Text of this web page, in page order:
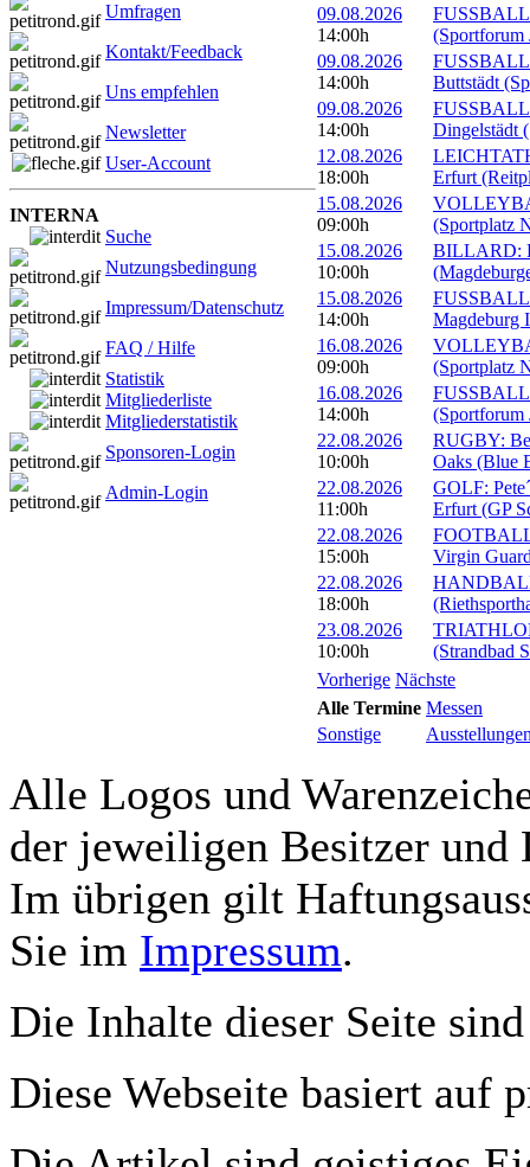
Umfragen
Kontakt/Feedback
Uns empfehlen
Newsletter
User-Account
INTERNA
Suche
Nutzungsbedingung
Impressum/Datenschutz
FAQ / Hilfe
Statistik
Mitgliederliste
Mitgliederstatistik
Sponsoren-Login
Admin-Login
09.08.2026
14:00h
(Sportforum
09.08.2026
14:00h
Buttstädt
09.08.2026
14:00h
Dingelstädt
12.08.2026
18:00h
Erfurt
15.08.2026
09:00h
(Sportplatz
15.08.2026
10:00h
BILLARD:
15.08.2026
14:00h
Magdeburg
16.08.2026
09:00h
(Sportplatz
16.08.2026
14:00h
(Sportforum
22.08.2026
10:00h
RUGBY:
Oaks (Blue
22.08.2026
11:00h
GOLF:
Erfurt (GP
22.08.2026
15:00h
Virgin
22.08.2026
18:00h
23.08.2026
10:00h
(Strandbad
Vorherige Nächste
Alle Termine Messen
Sonstige
Alle Logos und
der jeweiligen Besitzer und
Im übrigen gilt
Sie im Impressum.
Die Inhalte dieser Seite
Diese Webseite basiert auf